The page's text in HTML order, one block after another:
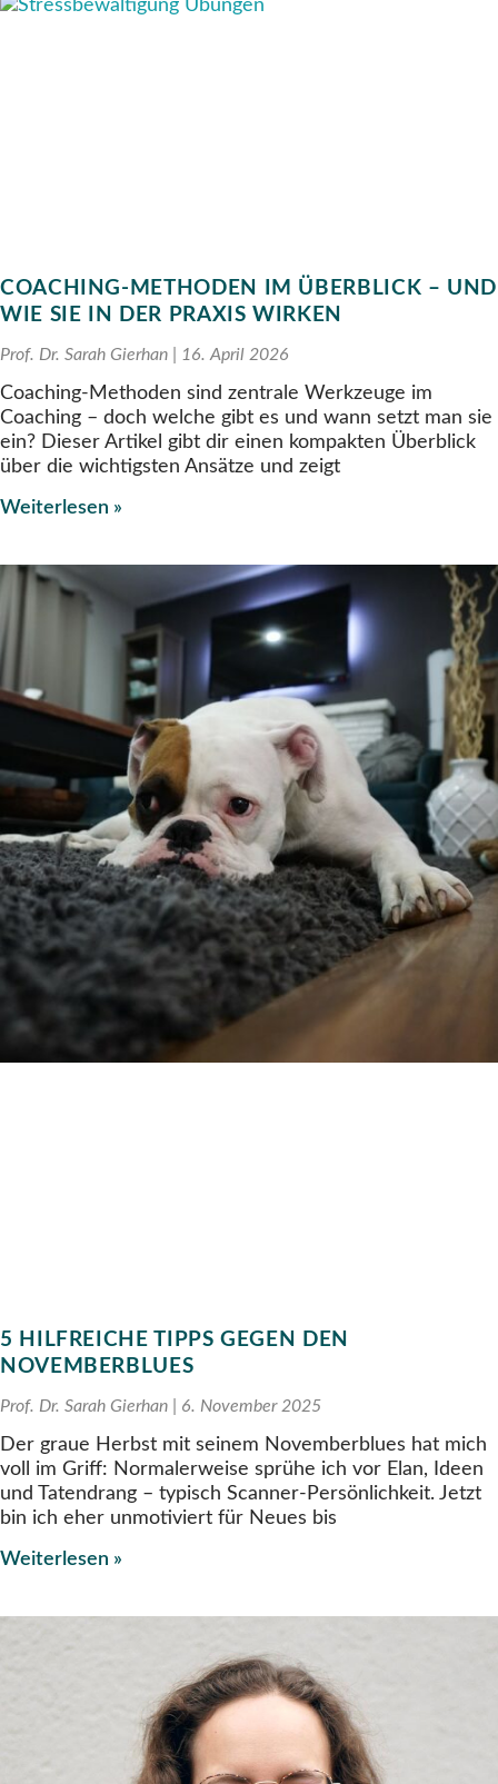
COACHING-METHODEN IM ÜBERBLICK – UND
WIE SIE IN DER PRAXIS WIRKEN
Prof. Dr. Sarah Gierhan 16. April 2026
Coaching-Methoden sind zentrale Werkzeuge im
Coaching – doch welche gibt es und wann setzt man sie
ein? Dieser Artikel gibt dir einen kompakten Überblick
über die wichtigsten Ansätze und zeigt
Weiterlesen »
5 HILFREICHE TIPPS GEGEN DEN
NOVEMBERBLUES
Prof. Dr. Sarah Gierhan 6. November 2025
Der graue Herbst mit seinem Novemberblues hat mich
voll im Griff: Normalerweise sprühe ich vor Elan, Ideen
und Tatendrang – typisch Scanner-Persönlichkeit. Jetzt
bin ich eher unmotiviert für Neues bis
Weiterlesen »